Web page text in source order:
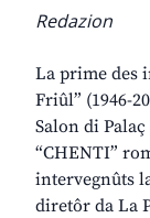
Redazion
La prime des
Friûl” (1946-
Salon di
“CHENTI”
intervegnûts
diretôr da La